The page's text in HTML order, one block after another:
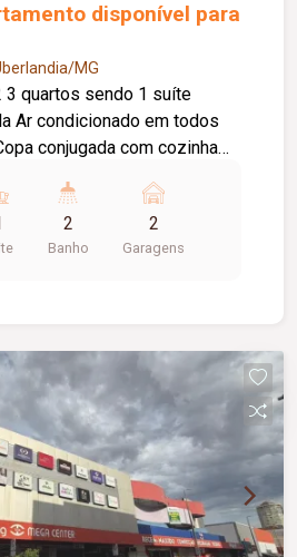
disponível para
MG
conjugada com cozinha
carvão 2 elevadores Garagem 2 carros
2
Banho
2
Garagens